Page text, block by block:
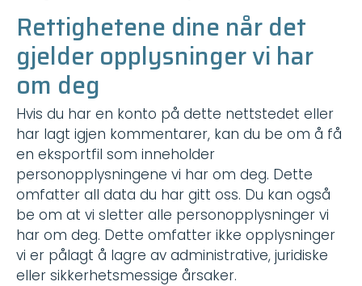
Rettighetene dine når det
gjelder opplysninger vi har
om deg
Hvis du har en konto på dette nettstedet eller
har lagt igjen kommentarer, kan du be om å få
en eksportfil som inneholder
personopplysningene vi har om deg. Dette
omfatter all data du har gitt oss. Du kan også
be om at vi sletter alle personopplysninger vi
har om deg. Dette omfatter ikke opplysninger
vi er pålagt å lagre av administrative, juridiske
eller sikkerhetsmessige årsaker.